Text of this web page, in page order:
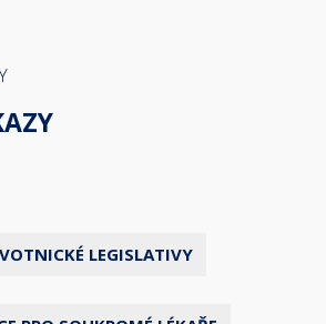
LEGISLATIVY